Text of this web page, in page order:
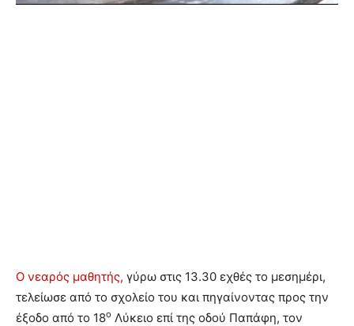
Ο νεαρός μαθητής, γύρω στις 13.30 εχθές το μεσημέρι,
τελείωσε από το σχολείο του και πηγαίνοντας προς την
έξοδο από το 18ο Λύκειο επί της οδού Παπάφη, τον